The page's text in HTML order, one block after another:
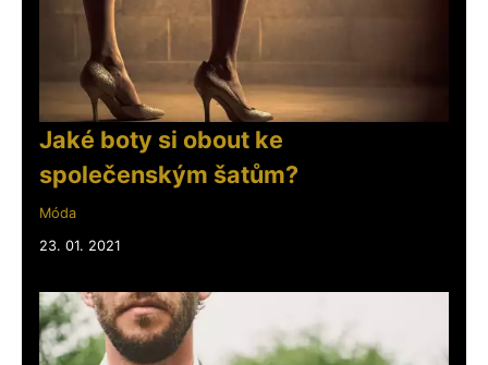
Jaké boty si obout ke
společenským šatům?
Móda
23. 01. 2021